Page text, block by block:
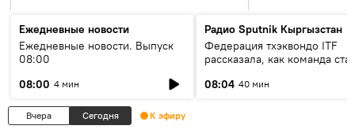
Ежедневные новости
Ежедневные новости. Выпуск
08:00
08:00 4 мин
Радио Sputnik Кыргызстан
Федерация тхэквондо ITF
рассказала, как команда
08:04 40 мин
Вчера Сегодня К эфиру